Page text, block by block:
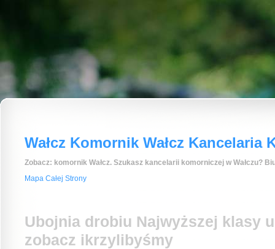
Wałcz Komornik Wałcz
Zobacz: komornik Wałcz. Szukasz kancelarii komorniczej w Wałczu?
Mapa Całej Strony
Ubojnia drobiu Najwyższej klasy
zobacz ikrzylibyśmy